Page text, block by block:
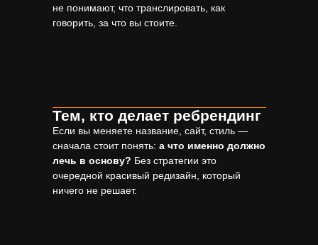
не понимают, что транслировать, как
говорить, за что вы стоите.
Тем, кто делает ребрендинг
Если вы меняете название, сайт, стиль —
сначала стоит понять: а что именно должно
лечь в основу? Без стратегии это
очередной красивый редизайн, который
ничего не решает.
NDA Содержание